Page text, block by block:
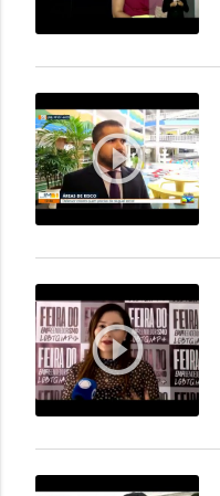
play_circle_outline
play_circle_outline